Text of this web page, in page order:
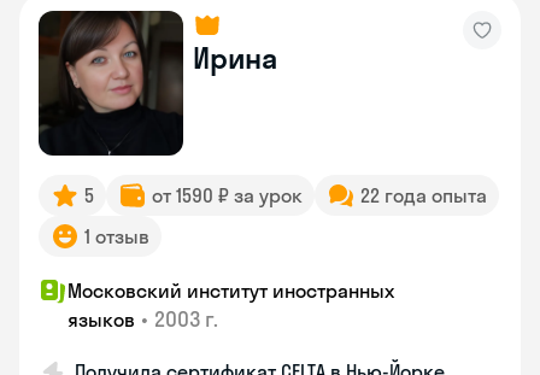
Ирина
5 от 1590 ₽ за урок
22 года опыта
1 отзыв
Московский институт иностранных
языков • 2003 г.